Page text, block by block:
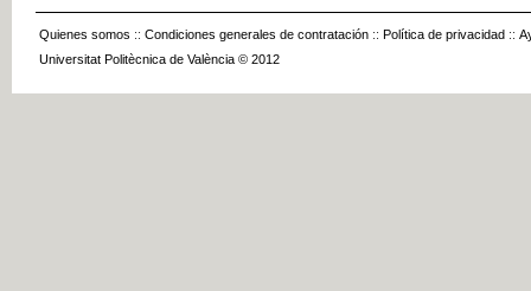
Quienes somos :: Condiciones generales de contratación :: Política de privacidad ::
Universitat Politècnica de València © 2012